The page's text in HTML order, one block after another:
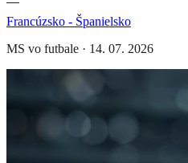
Francúzsko - Španielsko
MS vo futbale · 14. 07. 2026